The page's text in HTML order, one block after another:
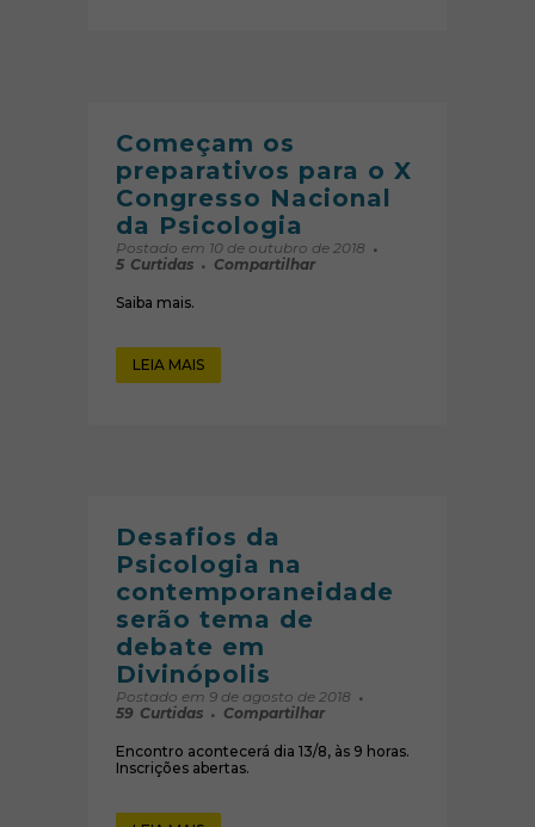
Começam os
preparativos para o X
Congresso Nacional
da Psicologia
Postado em 10 de outubro de 2018
5 Curtidas Compartilhar
Saiba mais.
LEIA MAIS
Desafios da
Psicologia na
contemporaneidade
serão tema de
debate em
Divinópolis
Postado em 9 de agosto de 2018
59 Curtidas Compartilhar
Encontro acontecerá dia 13/8, às 9 horas.
Inscrições abertas.